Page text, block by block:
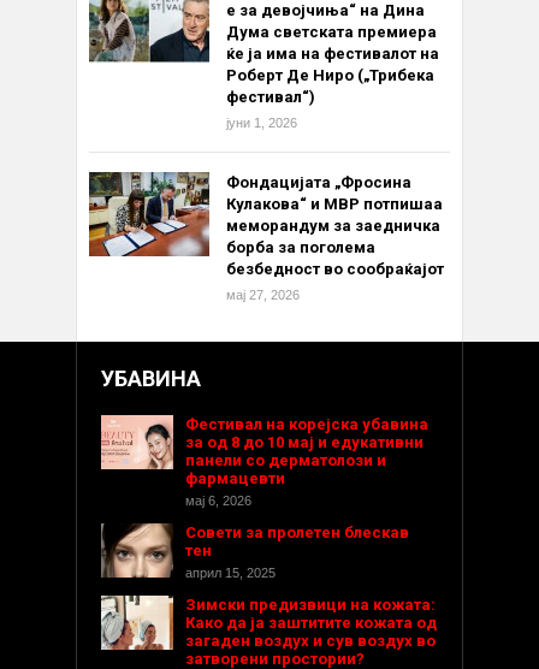
е за девојчиња“ на Дина
Дума светската премиера
ќе ја има на фестивалот на
Роберт Де Ниро („Трибека
фестивал“)
јуни 1, 2026
Фондацијата „Фросина
Кулакова“ и МВР потпишаа
меморандум за заедничка
борба за поголема
безбедност во сообраќајот
мај 27, 2026
УБАВИНА
Фестивал на корејска убавина
за од 8 до 10 мај и едукативни
панели со дерматолози и
фармацевти
мај 6, 2026
Совети за пролетен блескав
тен
април 15, 2025
Зимски предизвици на кожата:
Како да ја заштитите кожата од
загаден воздух и сув воздух во
затворени простории?